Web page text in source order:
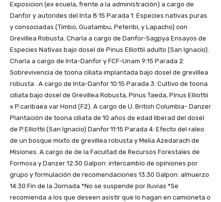
Exposicion (ex ecuela, frente a la administración) a cargo de
Danfor y autorides del Inta 8:15 Parada 1: Especies nativas puras
y consociadas (Timbo, Guatambu, Peteribi, y Lapacho) con
Grevillea Robusta. Charla a cargo de Danfor-Sagpya Ensayos de
Especies Nativas bajo dosel de Pinus Elliottii adulto (San Ignacio).
Charla a cargo de Inta-Danfor y FCF-Unam 9:15 Parada 2:
Sobrevivencia de toona ciliata implantada bajo dosel de grevillea
robusta . A cargo de Inta-Danfor 10:15 Parada 3: Cultivo de toona
ciliata bajo dosel de Grevillea Robusta, Pinus Taeda, Pinus Elliottii
x P.caribaea var Hond (F2). A cargo de U. British Columbia- Danzer
Plantación de toona ciliata de 10 años de edad liberad del dosel
de P.Elliottii (San Ignacio) Danfor 11:15 Parada 4: Efecto del raleo
de un bosque mixto de grevillea robusta y Melia Azedarach de
Misiones. A cargo de de la Facultad de Recursos Forestales de
Formosa y Danzer 12:30 Galpon: intercambio de opiniones por
grupo y formulación de recomendaciones 13:30 Galpon: almuerzo
14:30 Fin de la Jornada *No se suspende por lluvias *Se
recomienda a los que deseen asistir que lo hagan en camioneta o